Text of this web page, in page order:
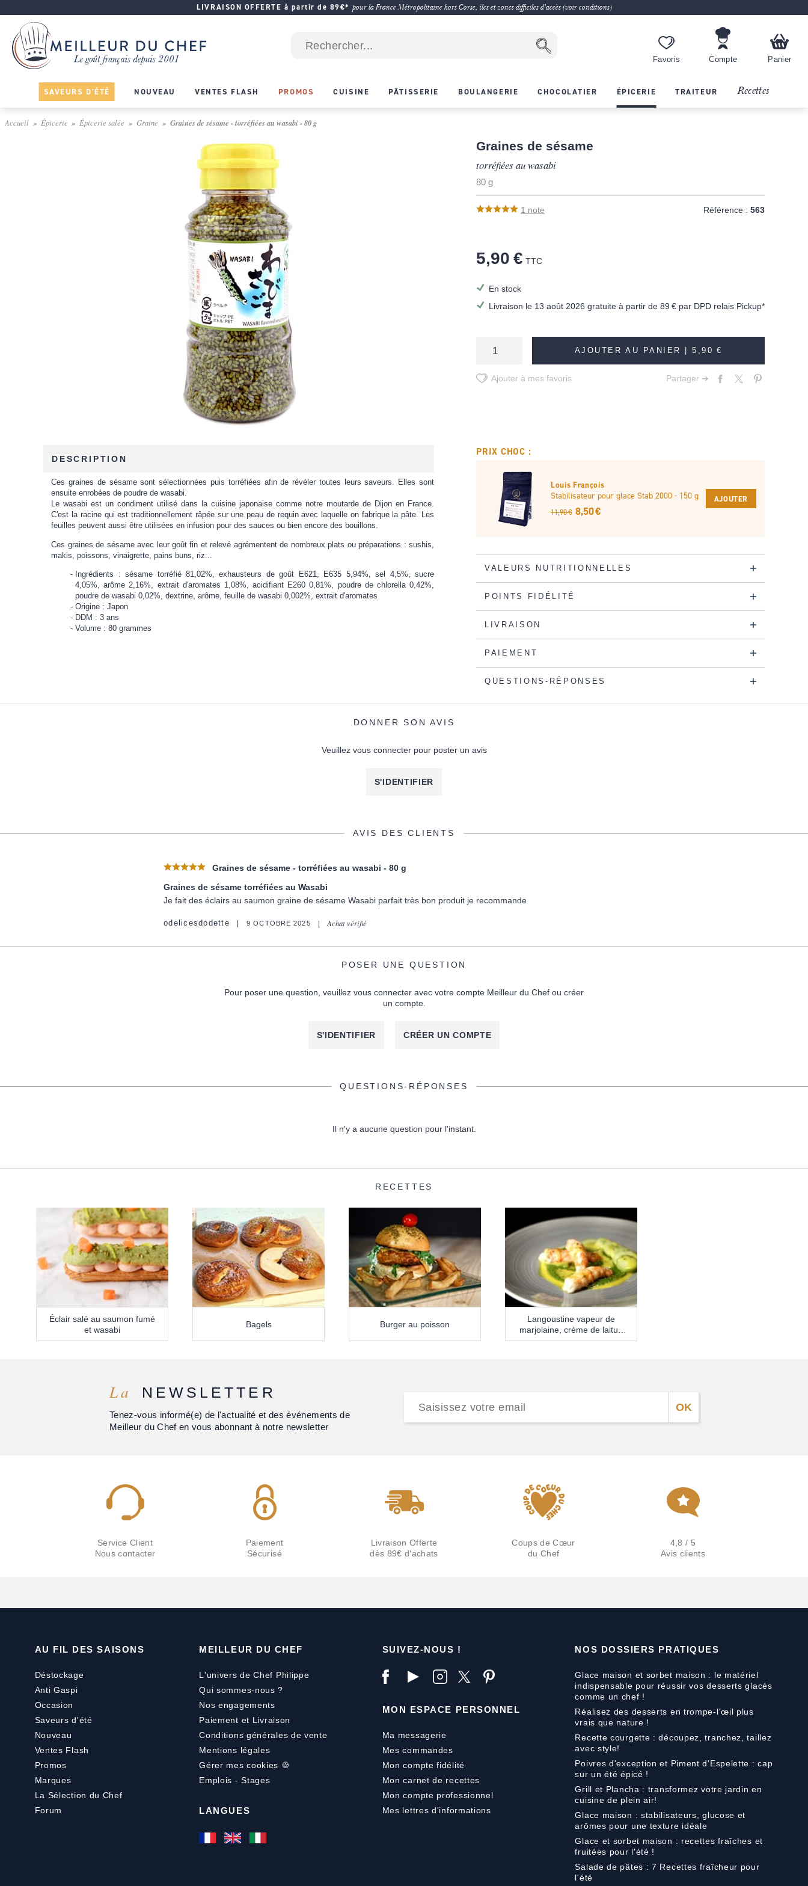
LIVRAISON OFFERTE à partir de 89€* pour la France Métropolitaine hors Corse, îles et zones difficiles d'accès (voir conditions)
Favoris Compte Panier
SAVEURS D'ÉTÉ NOUVEAU VENTES FLASH PROMOS CUISINE PÂTISSERIE BOULANGERIE CHOCOLATIER ÉPICERIE TRAITEUR Recettes
Accueil Épicerie Épicerie salée Graine Graines de sésame - torréfiées au wasabi - 80 g
Graines de sésame
torréfiées au wasabi
80 g
1 note Référence : 563
5,90 € TTC
En stock
Livraison le 13 août 2026 gratuite à partir de 89 € par DPD relais Pickup*
AJOUTER AU PANIER |5,90 €
Ajouter à mes favoris Partager ➔
DESCRIPTION
Ces graines de sésame sont sélectionnées puis torréfiées afin de révéler toutes leurs saveurs. Elles sont
ensuite enrobées de poudre de wasabi.
Le wasabi est un condiment utilisé dans la cuisine japonaise comme notre moutarde de Dijon en France.
C'est la racine qui est traditionnellement râpée sur une peau de requin avec laquelle on fabrique la pâte. Les
feuilles peuvent aussi être utilisées en infusion pour des sauces ou bien encore des bouillons.
Ces graines de sésame avec leur goût fin et relevé agrémentent de nombreux plats ou préparations : sushis,
makis, poissons, vinaigrette, pains buns, riz...
Ingrédients : sésame torréfié 81,02%, exhausteurs de goût E621, E635 5,94%, sel 4,5%, sucre
4,05%, arôme 2,16%, extrait d'aromates 1,08%, acidifiant E260 0,81%, poudre de chlorella 0,42%,
poudre de wasabi 0,02%, dextrine, arôme, feuille de wasabi 0,002%, extrait d'aromates
Origine : Japon
DDM : 3 ans
Volume : 80 grammes
PRIX CHOC :
Louis François
Stabilisateur pour glace Stab 2000 - 150 g
11,90 € 8,50 €
AJOUTER
VALEURS NUTRITIONNELLES
POINTS FIDÉLITÉ
LIVRAISON
PAIEMENT
QUESTIONS-RÉPONSES
DONNER SON AVIS
Veuillez vous connecter pour poster un avis
S'IDENTIFIER
AVIS DES CLIENTS
Graines de sésame - torréfiées au wasabi - 80 g
Graines de sésame torréfiées au Wasabi
Je fait des éclairs au saumon graine de sésame Wasabi parfait très bon produit je recommande
odelicesdodette 9 OCTOBRE 2025 Achat vérifié
POSER UNE QUESTION
Pour poser une question, veuillez vous connecter avec votre compte Meilleur du Chef ou créer
un compte.
S'IDENTIFIER CRÉER UN COMPTE
QUESTIONS-RÉPONSES
Il n'y a aucune question pour l'instant.
RECETTES
Éclair salé au saumon fumé
et wasabi
Bagels Burger au poisson
Langoustine vapeur de
marjolaine, crème de laitue
au wasabi
La NEWSLETTER
Tenez-vous informé(e) de l'actualité et des événements de
Meilleur du Chef en vous abonnant à notre newsletter
Service Client
Nous contacter
Paiement
Sécurisé
Livraison Offerte
dès 89€ d'achats
Coups de Cœur
du Chef
4,8 / 5
Avis clients
AU FIL DES SAISONS
Déstockage
Anti Gaspi
Occasion
Saveurs d'été
Nouveau
Ventes Flash
Promos
Marques
La Sélection du Chef
Forum
MEILLEUR DU CHEF
L'univers de Chef Philippe
Qui sommes-nous ?
Nos engagements
Paiement et Livraison
Conditions générales de vente
Mentions légales
Gérer mes cookies 🍪
Emplois - Stages
LANGUES
SUIVEZ-NOUS !
MON ESPACE PERSONNEL
Ma messagerie
Mes commandes
Mon compte fidélité
Mon carnet de recettes
Mon compte professionnel
Mes lettres d'informations
NOS DOSSIERS PRATIQUES
Glace maison et sorbet maison : le matériel
indispensable pour réussir vos desserts glacés
comme un chef !
Réalisez des desserts en trompe-l'œil plus
vrais que nature !
Recette courgette : découpez, tranchez, taillez
avec style!
Poivres d'exception et Piment d'Espelette : cap
sur un été épicé !
Grill et Plancha : transformez votre jardin en
cuisine de plein air!
Glace maison : stabilisateurs, glucose et
arômes pour une texture idéale
Glace et sorbet maison : recettes fraîches et
fruitées pour l'été !
Salade de pâtes : 7 Recettes fraîcheur pour
l'été